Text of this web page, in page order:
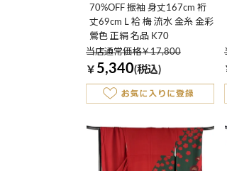
70%OFF 振袖 身丈167cm 裄
丈69cm L 袷 梅 流水 金糸 金彩
鶯色 正絹 名品 K70
当店通常価格￥17,800
￥ 5,340(税込)